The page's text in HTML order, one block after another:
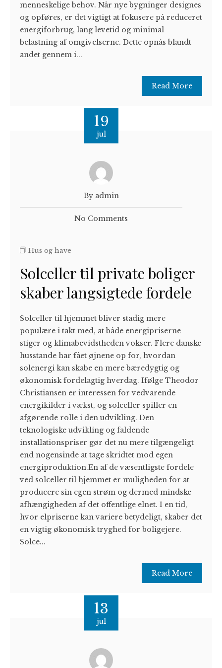
menneskelige behov. Når nye bygninger designes
og opføres, er det vigtigt at fokusere på reduceret
energiforbrug, lang levetid og minimal
belastning af omgivelserne. Dette opnås blandt
andet gennem i...
Read More
19
jul
By admin
No Comments
Hus og have
Solceller til private boliger
skaber langsigtede fordele
Solceller til hjemmet bliver stadig mere
populære i takt med, at både energipriserne
stiger og klimabevidstheden vokser. Flere danske
husstande har fået øjnene op for, hvordan
solenergi kan skabe en mere bæredygtig og
økonomisk fordelagtig hverdag. Ifølge Theodor
Christiansen er interessen for vedvarende
energikilder i vækst, og solceller spiller en
afgørende rolle i den udvikling. Den
teknologiske udvikling og faldende
installationspriser gør det nu mere tilgængeligt
end nogensinde at tage skridtet mod egen
energiproduktion.En af de væsentligste fordele
ved solceller til hjemmet er muligheden for at
producere sin egen strøm og dermed mindske
afhængigheden af det offentlige elnet. I en tid,
hvor elpriserne kan variere betydeligt, skaber det
en vigtig økonomisk tryghed for boligejere.
Solce...
Read More
13
jul